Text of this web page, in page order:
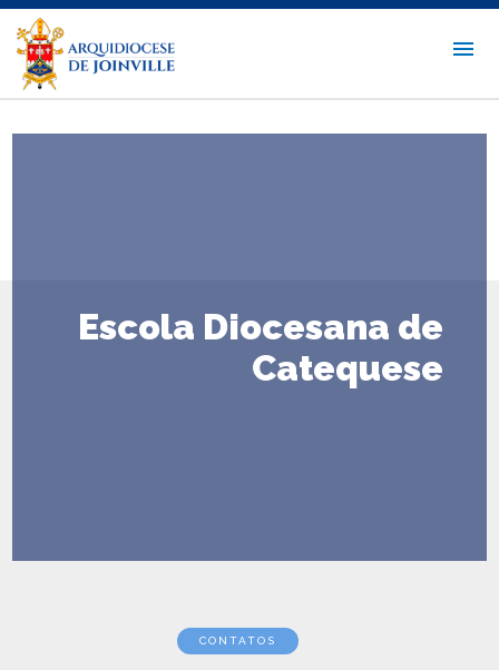
Escola Diocesana de
Catequese
CONTATOS